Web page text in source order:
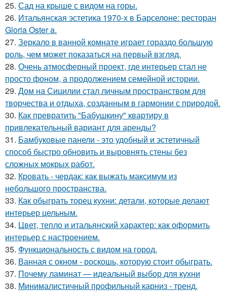
25. Сад на крыше с видом на горы.
26. Итальянская эстетика 1970-х в Барселоне: ресторан
Gloria Oster a.
27. Зеркало в ванной комнате играет гораздо большую
роль, чем может показаться на первый взгляд.
28. Очень атмосферный проект, где интерьер стал не
просто фоном, а продолжением семейной истории.
29. Дом на Сицилии стал личным пространством для
творчества и отдыха, созданным в гармонии с природой.
30. Как превратить "Бабушкину" квартиру в
привлекательный вариант для аренды?
31. Бамбуковые панели - это удобный и эстетичный
способ быстро обновить и выровнять стены без
сложных мокрых работ.
32. Кровать - чердак: как выжать максимум из
небольшого пространства.
33. Как обыграть торец кухни: детали, которые делают
интерьер цельным.
34. Цвет, тепло и итальянский характер: как оформить
интерьер с настроением.
35. Функциональность с видом на город.
36. Ванная с окном - роскошь, которую стоит обыграть.
37. Почему ламинат — идеальный выбор для кухни
38. Минималистичный профильный карниз - тренд,